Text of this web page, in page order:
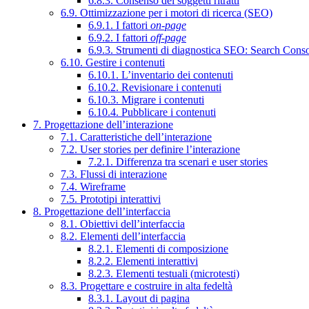
6.9. Ottimizzazione per i motori di ricerca (SEO)
6.9.1. I fattori on-page
6.9.2. I fattori off-page
6.9.3. Strumenti di diagnostica SEO: Search
6.10. Gestire i contenuti
6.10.1. L’inventario dei contenuti
6.10.2. Revisionare i contenuti
6.10.3. Migrare i contenuti
6.10.4. Pubblicare i contenuti
7. Progettazione dell’interazione
7.1. Caratteristiche dell’interazione
7.2. User stories per definire l’interazione
7.2.1. Differenza tra scenari e user stories
7.3. Flussi di interazione
7.4. Wireframe
7.5. Prototipi interattivi
8. Progettazione dell’interfaccia
8.1. Obiettivi dell’interfaccia
8.2. Elementi dell’interfaccia
8.2.1. Elementi di composizione
8.2.2. Elementi interattivi
8.2.3. Elementi testuali (microtesti)
8.3. Progettare e costruire in alta fedeltà
8.3.1. Layout di pagina